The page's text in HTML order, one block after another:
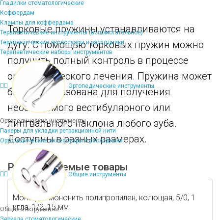
Гладилки стоматологические
Коффердам
Клампы для коффердама
Терапевтические инструменты (вспомогательное)
Терапевтические аксессуары и расходники
Терапевтические наборы инструментов
Ортопедические инструменты
Ортопедические инструменты
Пакеры для укладки ретракционной нити
Ортопедические аксессуары и расходники
Общие инструменты
Общие инструменты
Торковые пружины устанавливаются на
дугу. С помощью торковых пружин можно
получить полный контроль в процессе
ортодонтического лечения. Пружина может
быть использована для получения
необходимого вестибулярного или
лингвального наклона любого зуба.
Доступны в разных размерах.
Рекомендуемые товары
Монофил мононить полипропилен, колющая, 5/0, 1
игла, 1/2, 15 мм